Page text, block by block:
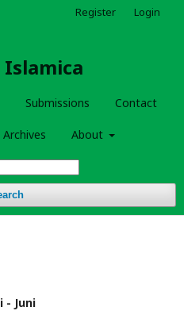
Submissions Contact
Archives About
Register Login
- Juni